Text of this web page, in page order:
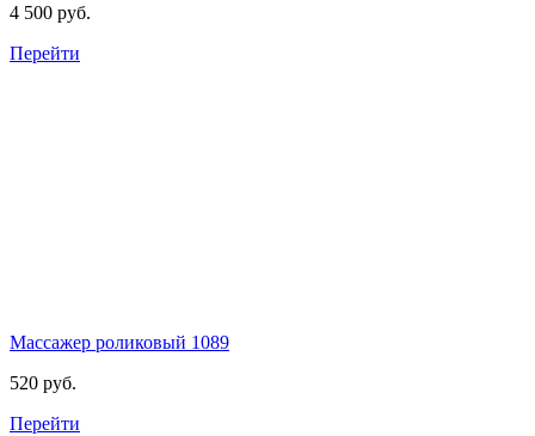
4 500 руб.
Перейти
Массажер роликовый 1089
520 руб.
Перейти